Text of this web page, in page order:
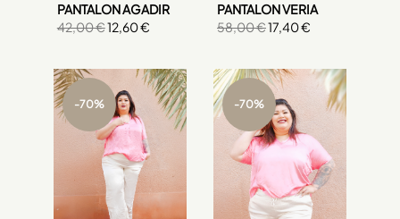
PANTALON AGADIR
42,00 €12,60 €
PANTALON VERIA
58,00 €17,40 €
-70% -70%